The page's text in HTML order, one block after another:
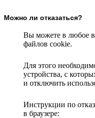
Можно ли отказаться?
Вы можете в любое
файлов cookie.
Для этого
устройства, с
и отключить
Инструкции по
в браузере: